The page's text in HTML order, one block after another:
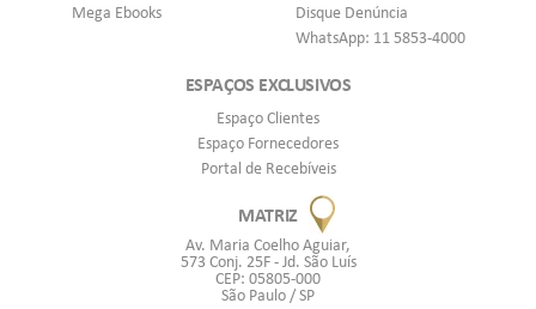
Mega Ebooks
Disque Denúncia
WhatsApp: 11 5853-4000
ESPAÇOS EXCLUSIVOS
Espaço Clientes
Espaço Fornecedores
Portal de Recebíveis
MATRIZ
Av. Maria Coelho Aguiar,
573 Conj. 25F - Jd. São Luís
CEP: 05805-000
São Paulo / SP